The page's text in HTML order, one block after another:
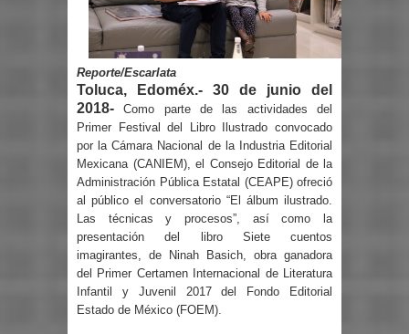
Reporte/Escarlata
Toluca, Edoméx.- 30 de junio del
2018-Como parte de las actividades del
Primer Festival del Libro Ilustrado convocado
por la Cámara Nacional de la Industria Editorial
Mexicana (CANIEM), el Consejo Editorial de la
Administración Pública Estatal (CEAPE) ofreció
al público el conversatorio “El álbum ilustrado.
Las técnicas y procesos”, así como la
presentación del libro Siete cuentos
imagirantes, de Ninah Basich, obra ganadora
del Primer Certamen Internacional de Literatura
Infantil y Juvenil 2017 del Fondo Editorial
Estado de México (FOEM).